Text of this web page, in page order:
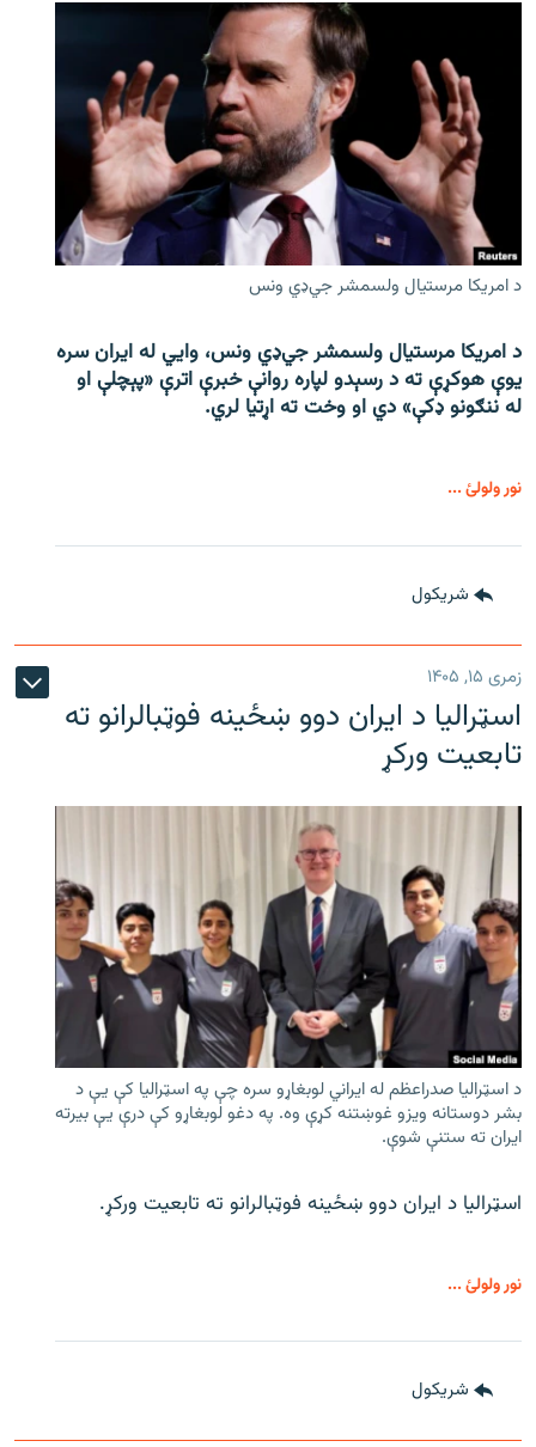
د امریکا مرستیال ولسمشر جي‌ډي ونس
د امریکا مرستیال ولسمشر جي‌ډي ونس، وايي له ایران سره
یوې هوکړې ته د رسېدو لپاره روانې خبرې اترې «پېچلې او
له ننګونو ډکې» دي او وخت ته اړتیا لري.
نور ولولئ ...
شريکول
زمری ۱۵, ۱۴۰۵
اسټرالیا د ایران دوو ښځینه فوټبالرانو ته
تابعیت ورکړ
د اسټرالیا صدراعظم له ایراني لوبغاړو سره چې په اسټرالیا کې يې د
بشر دوستانه ویزو غوښتنه کړې وه. په دغو لوبغاړو کې درې يې بیرته
ایران ته ستنې شوې.
اسټرالیا د ایران دوو ښځینه فوټبالرانو ته تابعیت ورکړ.
نور ولولئ ...
شريکول